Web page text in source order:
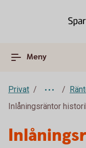
Meny
Privat
Inlåningsräntor